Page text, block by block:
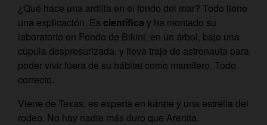
¿Qué hace una ardilla en el fondo del mar? Todo tiene
una explicación. Es científica y ha montado su
laboratorio en Fondo de Bikini, en un árbol, bajo una
cúpula despresurizada, y lleva traje de astronauta para
poder vivir fuera de su hábitat como mamífero. Todo
correcto.
Viene de Texas, es experta en kárate y una estrella del
rodeo. No hay nadie más duro que Arenita.